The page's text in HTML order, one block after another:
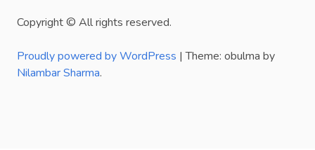
Copyright © All rights reserved.
Proudly powered by WordPress |Theme: obulma by
Nilambar Sharma.